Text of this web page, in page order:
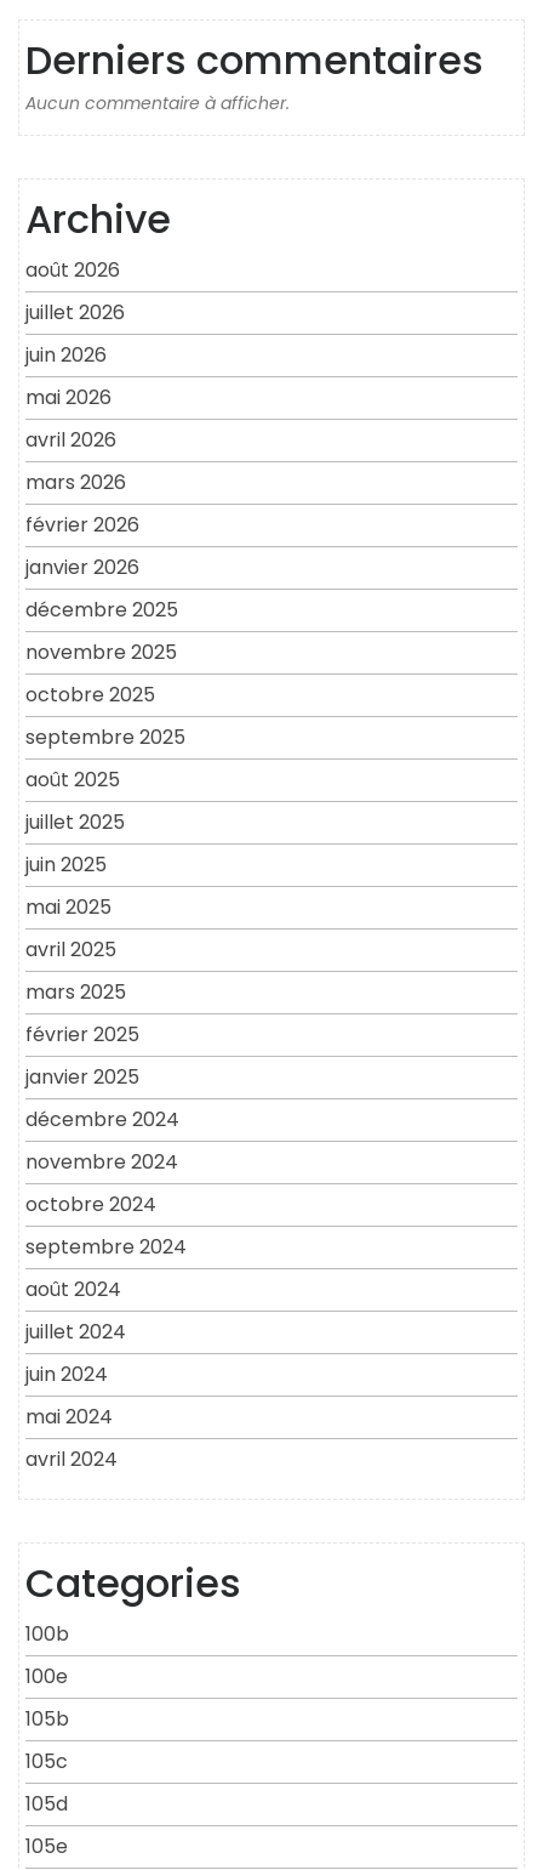
Derniers commentaires
Aucun commentaire à afficher.
Archive
août 2026
juillet 2026
juin 2026
mai 2026
avril 2026
mars 2026
février 2026
janvier 2026
décembre 2025
novembre 2025
octobre 2025
septembre 2025
août 2025
juillet 2025
juin 2025
mai 2025
avril 2025
mars 2025
février 2025
janvier 2025
décembre 2024
novembre 2024
octobre 2024
septembre 2024
août 2024
juillet 2024
juin 2024
mai 2024
avril 2024
Categories
100b
100e
105b
105c
105d
105e